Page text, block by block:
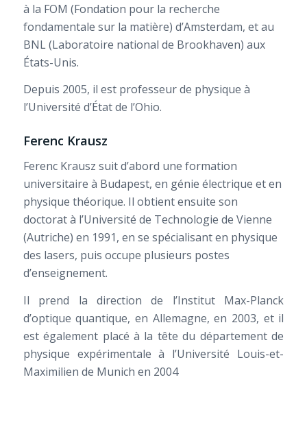
à la FOM (Fondation pour la recherche
fondamentale sur la matière) d’Amsterdam, et au
BNL (Laboratoire national de Brookhaven) aux
États-Unis.
Depuis 2005, il est professeur de physique à
l’Université d’État de l’Ohio.
Ferenc Krausz
Ferenc Krausz suit d’abord une formation
universitaire à Budapest, en génie électrique et en
physique théorique. Il obtient ensuite son
doctorat à l’Université de Technologie de Vienne
(Autriche) en 1991, en se spécialisant en physique
des lasers, puis occupe plusieurs postes
d’enseignement.
Il prend la direction de l’Institut Max-Planck
d’optique quantique, en Allemagne, en 2003, et il
est également placé à la tête du département de
physique expérimentale à l’Université Louis-et-
Maximilien de Munich en 2004